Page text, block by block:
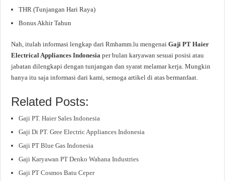
THR (Tunjangan Hari Raya)
Bonus Akhir Tahun
Nah, itulah informasi lengkap dari Rmhamm.lu mengenaiGaji PT Haier
Electrical Appliances Indonesiaper bulan karyawan sesuai posisi atau
jabatan dilengkapi dengan tunjangan dan syarat melamar kerja. Mungkin
hanya itu saja informasi dari kami, semoga artikel di atas bermanfaat.
Related Posts:
Gaji PT. Haier Sales Indonesia
Gaji Di PT. Gree Electric Appliances Indonesia
Gaji PT Blue Gas Indonesia
Gaji Karyawan PT Denko Wahana Industries
Gaji PT Cosmos Batu Ceper